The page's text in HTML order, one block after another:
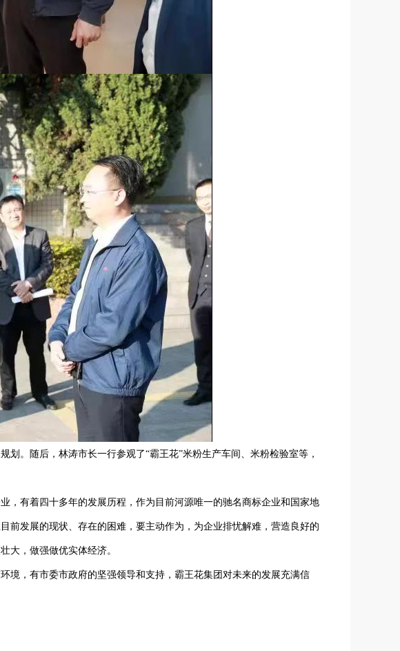
。随后，林涛市长一行参观了“霸王花”米粉生产车间、米粉检验室等，
，有着四十多年的发展历程，作为目前河源唯一的驰名商标企业和国家地
前发展的现状、存在的困难，要主动作为，为企业排忧解难，营造良好的
大，做强做优实体经济。
境，有市委市政府的坚强领导和支持，霸王花集团对未来的发展充满信